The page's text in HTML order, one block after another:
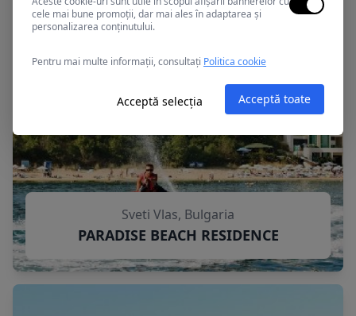
Sveti Vlas, Bulgaria
PARADISE BEACH RESIDENCE
cele mai bune promoții, dar mai ales în adaptarea și
personalizarea conținutului.
Pentru mai multe informații, consultați Politica cookie
Acceptă selecția Acceptă toate